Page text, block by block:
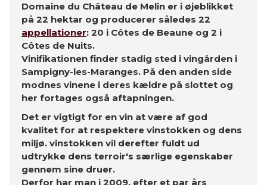
Domaine du Château de Melin er i øjeblikket
på 22 hektar og producerer således 22
appellationer: 20 i Côtes de Beaune og 2 i
Côtes de Nuits.
Vinifikationen finder stadig sted i vingården i
Sampigny-les-Maranges. På den anden side
modnes vinene i deres kældre på slottet og
her fortages også aftapningen.
Det er vigtigt for en vin at være af god
kvalitet for at respektere vinstokken og dens
miljø. vinstokken vil derefter fuldt ud
udtrykke dens terroir's særlige egenskaber
gennem sine druer.
Derfor har man i 2009, efter et par års